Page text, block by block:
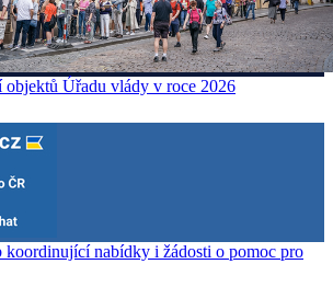
Úřadu vlády v roce 2026
koordinující nabídky i žádosti o pomoc pro